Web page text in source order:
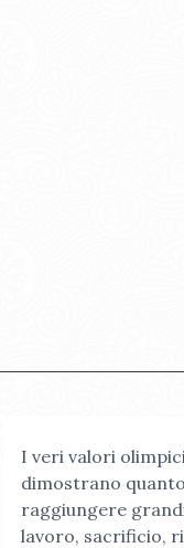
I veri valori
dimostrano
raggiungere
lavoro, sacrificio,